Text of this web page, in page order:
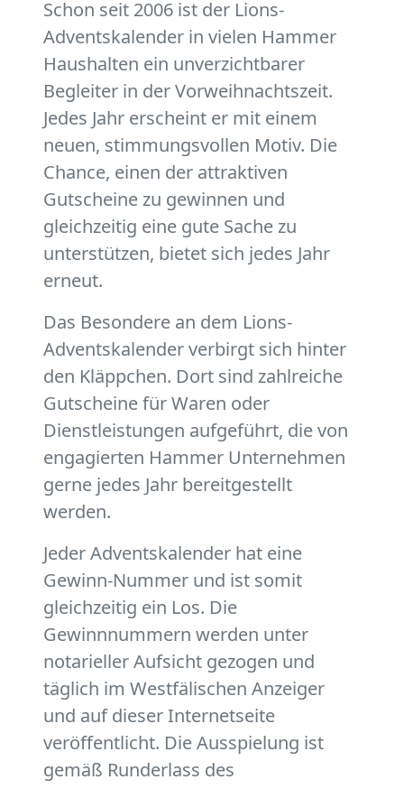
Schon seit 2006 ist der Lions-
Adventskalender in vielen Hammer
Haushalten ein unverzichtbarer
Begleiter in der Vorweihnachtszeit.
Jedes Jahr erscheint er mit einem
neuen, stimmungsvollen Motiv. Die
Chance, einen der attraktiven
Gutscheine zu gewinnen und
gleichzeitig eine gute Sache zu
unterstützen, bietet sich jedes Jahr
erneut.
Das Besondere an dem Lions-
Adventskalender verbirgt sich hinter
den Kläppchen. Dort sind zahlreiche
Gutscheine für Waren oder
Dienstleistungen aufgeführt, die von
engagierten Hammer Unternehmen
gerne jedes Jahr bereitgestellt
werden.
Jeder Adventskalender hat eine
Gewinn-Nummer und ist somit
gleichzeitig ein Los. Die
Gewinnnummern werden unter
notarieller Aufsicht gezogen und
täglich im Westfälischen Anzeiger
und auf dieser Internetseite
veröffentlicht. Die Ausspielung ist
gemäß Runderlass des